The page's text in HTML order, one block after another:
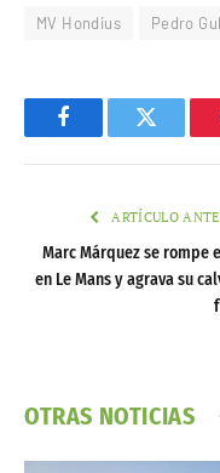
MV Hondius Pedro
FacebookTwitter
ARTÍCULO
Marc Márquez se rompe
en Le Mans y agrava su
OTRAS NOTICIAS